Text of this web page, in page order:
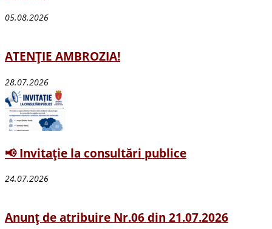
05.08.2026
ATENȚIE AMBROZIA!
28.07.2026
📢 Invitație la consultări publice
24.07.2026
Anunț de atribuire Nr.06 din 21.07.2026